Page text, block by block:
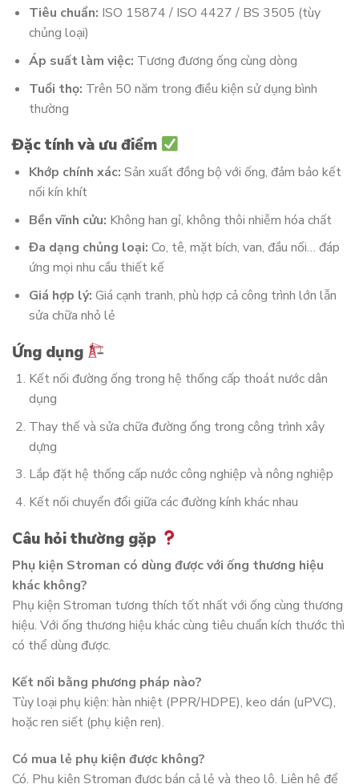
Tiêu chuẩn: ISO 15874 / ISO 4427 / BS 3505 (tùy
chủng loại)
Áp suất làm việc: Tương đương ống cùng dòng
Tuổi thọ: Trên 50 năm trong điều kiện sử dụng bình
thường
Đặc tính và ưu điểm
Khớp chính xác: Sản xuất đồng bộ với ống, đảm bảo kết
nối kín khít
Bền vĩnh cửu: Không han gỉ, không thôi nhiễm hóa chất
Đa dạng chủng loại: Co, tê, mặt bích, van, đầu nối… đáp
ứng mọi nhu cầu thiết kế
Giá hợp lý: Giá cạnh tranh, phù hợp cả công trình lớn lẫn
sửa chữa nhỏ lẻ
Ứng dụng
Kết nối đường ống trong hệ thống cấp thoát nước dân
dụng
Thay thế và sửa chữa đường ống trong công trình xây
dựng
Lắp đặt hệ thống cấp nước công nghiệp và nông nghiệp
Kết nối chuyển đổi giữa các đường kính khác nhau
Câu hỏi thường gặp
Phụ kiện Stroman có dùng được với ống thương hiệu
khác không?
Phụ kiện Stroman tương thích tốt nhất với ống cùng thương
hiệu. Với ống thương hiệu khác cùng tiêu chuẩn kích thước thì
có thể dùng được.
Kết nối bằng phương pháp nào?
Tùy loại phụ kiện: hàn nhiệt (PPR/HDPE), keo dán (uPVC),
hoặc ren siết (phụ kiện ren).
Có mua lẻ phụ kiện được không?
Có. Phụ kiện Stroman được bán cả lẻ và theo lô. Liên hệ để